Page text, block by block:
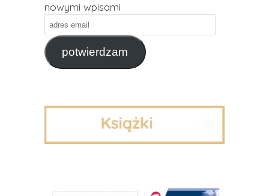
nowymi wpisami
adres
email
potwierdzam